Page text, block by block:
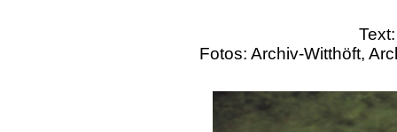
Fotos: Archiv-Witthöft,